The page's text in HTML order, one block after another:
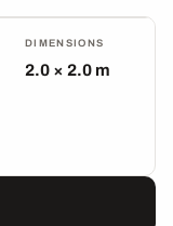
DIMENSIONS
2.0 × 2.0 m